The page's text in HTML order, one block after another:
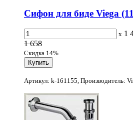
Сифон для биде Viega
x 1
1 658
Скидка 14%
Артикул: k-161155, Производитель: